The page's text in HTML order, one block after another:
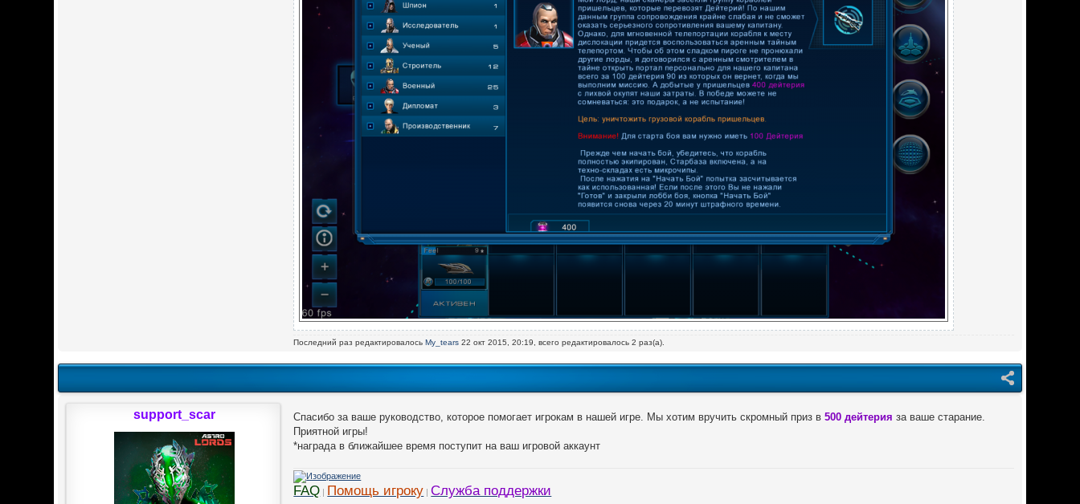
Последний раз редактировалосьMy_tears 22 окт 2015, 20:19, всего редактировалось 2 раз(а).
Спасибо за ваше руководство, которое помогает игрокам в нашей игре. Мы хотим вручить скромный приз в500 дейтерия за ваше старание.
Приятной игры!
*награда в ближайшее время поступит на ваш игровой аккаунт
FAQ | Помощь игроку |Служба поддержки
support_scar